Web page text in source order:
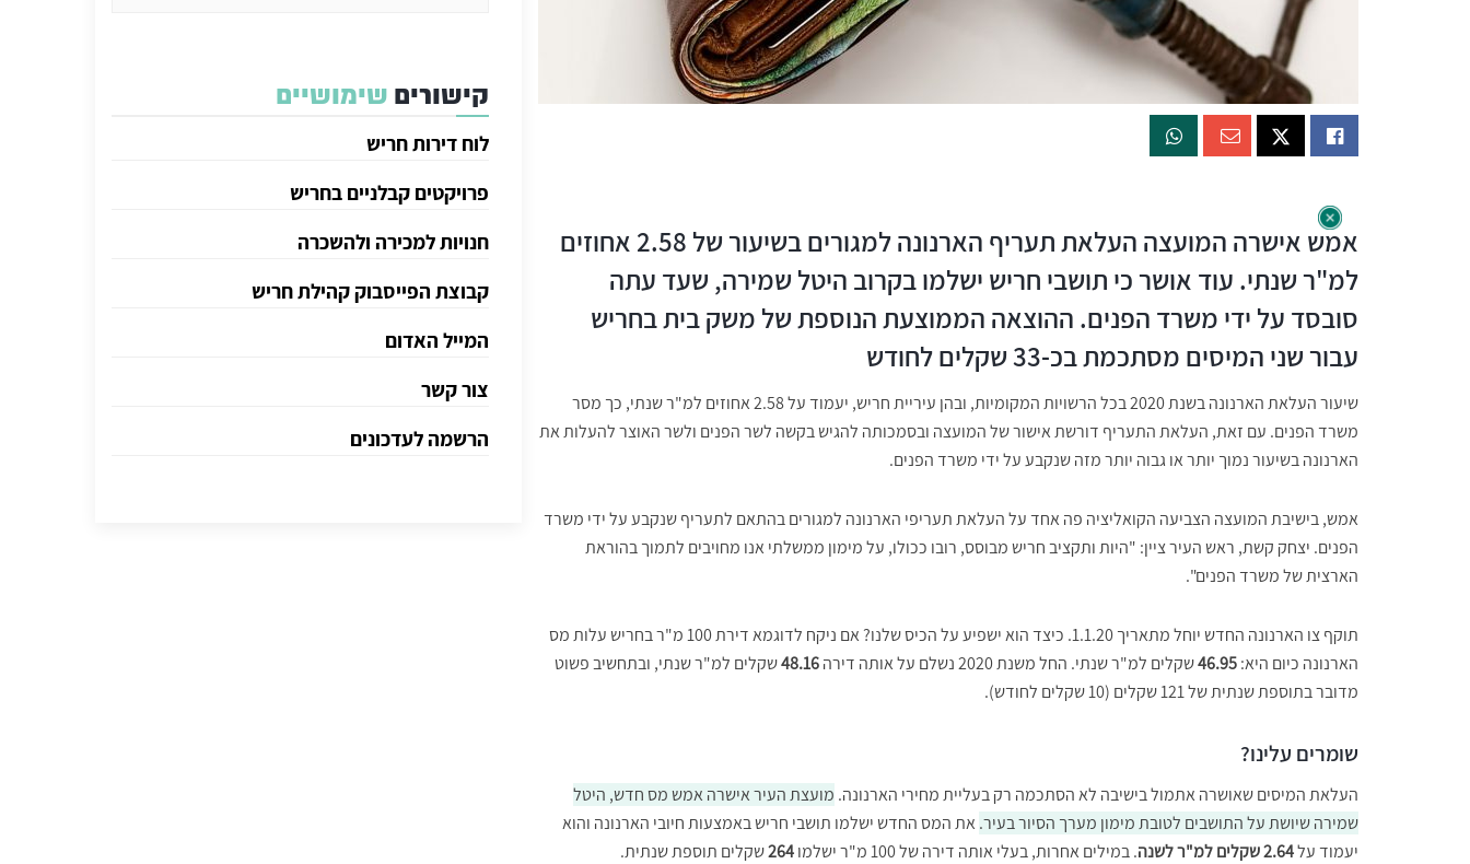
אמש אישרה המועצה העלאת תעריף הארנונה למגורים בשיעור של 2.58 אחוזים
למ"ר שנתי. עוד אושר כי תושבי חריש ישלמו בקרוב היטל שמירה, שעד עתה
סובסד על ידי משרד הפנים. ההוצאה הממוצעת הנוספת של משק בית בחריש
עבור שני המיסים מסתכמת בכ-33 שקלים לחודש
שיעור העלאת הארנונה בשנת 2020 בכל הרשויות המקומיות, ובהן עיריית חריש, יעמוד על 2.58 אחוזים למ"ר שנתי, כך מסר
משרד הפנים. עם זאת, העלאת התעריף דורשת אישור של המועצה ובסמכותה להגיש בקשה לשר הפנים ולשר האוצר להעלות את
הארנונה בשיעור נמוך יותר או גבוה יותר מזה שנקבע על ידי משרד הפנים.
אמש, בישיבת המועצה הצביעה הקואליציה פה אחד על העלאת תעריפי הארנונה למגורים בהתאם לתעריף שנקבע על ידי משרד
הפנים. יצחק קשת, ראש העיר ציין: "היות ותקציב חריש מבוסס, רובו ככולו, על מימון ממשלתי אנו מחויבים לתמוך בהוראת
הארצית של משרד הפנים".
תוקף צו הארנונה החדש יוחל מתאריך 1.1.20. כיצד הוא ישפיע על הכיס שלנו? אם ניקח לדוגמא דירת 100 מ"ר בחריש עלות מס
הארנונה כיום היא:46.95שקלים למ"ר שנתי. החל משנת 2020 נשלם על אותה דירה 48.16שקלים למ"ר שנתי, ובתחשיב פשוט
מדובר בתוספת שנתית של 121 שקלים (10 שקלים לחודש).
שומרים עלינו?
העלאת המיסים שאושרה אתמול בישיבה לא הסתכמה רק בעליית מחירי הארנונה. מועצת העיר אישרה אמש מס חדש, היטל
שמירה שיושת על התושבים לטובת מימון מערך הסיור בעיר. את המס החדש ישלמו תושבי חריש באמצעות חיובי הארנונה והוא
יעמוד על2.64 שקלים למ"ר לשנה . במילים אחרות, בעלי אותה דירה של 100 מ"ר ישלמו 264שקלים תוספת שנתית.
קישורים שימושיים
לוח דירות חריש
פרויקטים קבלניים בחריש
חנויות למכירה ולהשכרה
קבוצת הפייסבוק קהילת חריש
המייל האדום
צור קשר
הרשמה לעדכונים